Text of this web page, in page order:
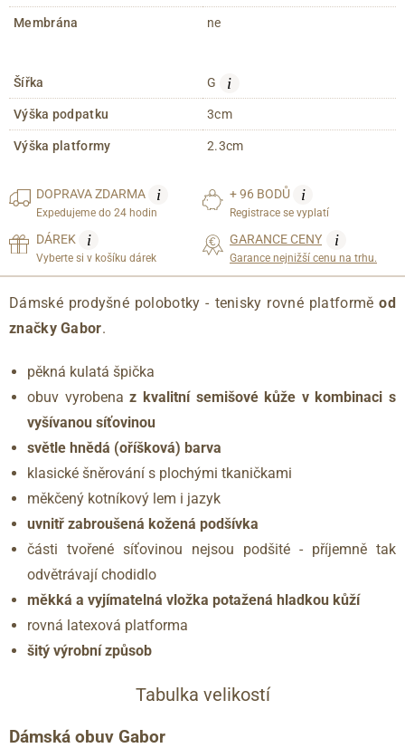
Membrána ne
Šířka G i
Výška podpatku 3cm
Výška platformy 2.3cm
DOPRAVAZDARMA i
Expedujeme do 24 hodin
+ 96 BODŮ i
Registrace se vyplatí
DÁREK i
Vyberte si v košíku dárek
GARANCE CENY i
Garance nejnižší cenu na trhu.
Dámské prodyšné polobotky - tenisky rovné platforměod
značky Gabor.
pěkná kulatá špička
obuv vyrobenaz kvalitní semišové kůže v kombinaci s
vyšívanou síťovinou
světle hnědá (oříšková) barva
klasické šněrování s plochými tkaničkami
měkčený kotníkový lem i jazyk
uvnitř zabroušená kožená podšívka
části tvořené síťovinou nejsou podšité - příjemně tak
odvětrávají chodidlo
měkká a vyjímatelná vložka potažená hladkou kůží
rovná latexová platforma
šitý výrobní způsob
Tabulka velikostí
Dámská obuv Gabor